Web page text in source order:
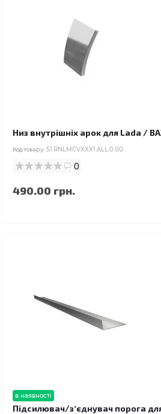
Низ внутрішніх арок для Lada /
Код товару: 51.RNLMCVXXX1.ALL.0.00
0
490.00 грн.
в наявності
Підсилювач/зʼєднувач порога